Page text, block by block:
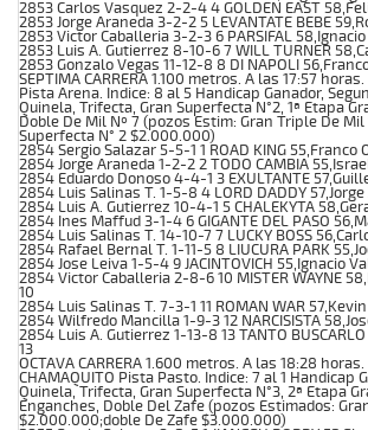
2853 Carlos Vasquez 2-2-4 4 GOLDEN EAST
2853 Jorge Araneda 3-2-2 5 LEVANTATE BEBE
2853 Victor Caballeria 3-2-3 6 PARSIFAL
2853 Luis A. Gutierrez 8-10-6 7 WILL TURNER
2853 Gonzalo Vegas 11-12-8 8 DI NAPOLI
SEPTIMA CARRERA 1.100 metros. A las 17:57
Pista Arena. Indice: 8 al 5 Handicap Ganador,
Quinela, Trifecta, Gran Superfecta N°2, 1ª Etapa
Doble De Mil Nº 7 (pozos Estim: Gran Triple De
Superfecta N° 2 $2.000.000)
2854 Sergio Salazar 5-5-1 1 ROAD KING 55,Franco
2854 Jorge Araneda 1-2-2 2 TODO CAMBIA
2854 Eduardo Donoso 4-4-1 3 EXULTANTE
2854 Luis Salinas T. 1-5-8 4 LORD DADDY
2854 Luis A. Gutierrez 10-4-1 5 CHALEKYTA
2854 Ines Maffud 3-1-4 6 GIGANTE DEL PASO
2854 Luis Salinas T. 14-10-7 7 LUCKY BOSS
2854 Rafael Bernal T. 1-11-5 8 LIUCURA PARK
2854 Jose Leiva 1-5-4 9 JACINTOVICH 55,Ignacio
2854 Victor Caballeria 2-8-6 10 MISTER WAYNE
10
2854 Luis Salinas T. 7-3-1 11 ROMAN WAR 57,Kevin
2854 Wilfredo Mancilla 1-9-3 12 NARCISISTA
2854 Luis A. Gutierrez 1-13-8 13 TANTO
13
OCTAVA CARRERA 1.600 metros. A las 18:28
CHAMAQUITO Pista Pasto. Indice: 7 al 1 Handicap
Quinela, Trifecta, Gran Superfecta N°3, 2ª Etapa
Enganches, Doble Del Zafe (pozos Estimados:
$2.000.000;doble De Zafe $3.000.000)